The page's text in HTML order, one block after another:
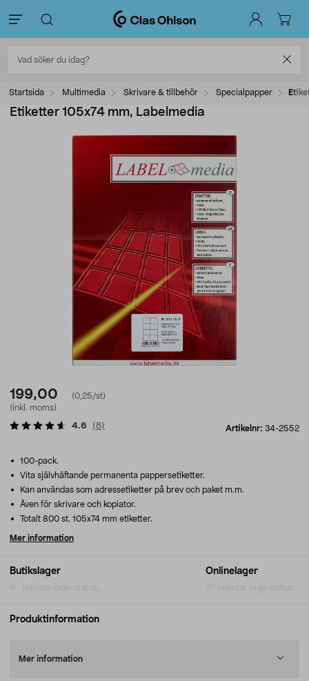
Startsida Multimedia Skrivare & tillbehör Specialpapper
Etiketter 105x74 mm, Labelmedia
199,00
(0,25/st)
(inkl. moms)
Artikelnr: 34-2552
4.6 (8)
Butikslager Onlinelager
100-pack.
Vita självhäftande permanenta pappersetiketter.
Kan användas som adressetiketter på brev och paket m.m.
Även för skrivare och kopiator.
Totalt 800 st. 105x74 mm etiketter.
Mer information
Produktinformation
Mer information